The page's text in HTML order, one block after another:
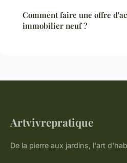
Comment faire une offre
immobilier neuf ?
Artvivrepratique
De la pierre aux jardins, l'art